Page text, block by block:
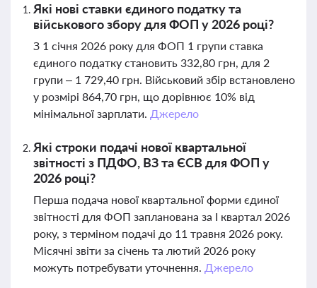
Які нові ставки єдиного податку та
військового збору для ФОП у 2026 році?
З 1 січня 2026 року для ФОП 1 групи ставка
єдиного податку становить 332,80 грн, для 2
групи – 1 729,40 грн. Військовий збір встановлено
у розмірі 864,70 грн, що дорівнює 10% від
мінімальної зарплати. Джерело
Які строки подачі нової квартальної
звітності з ПДФО, ВЗ та ЄСВ для ФОП у
2026 році?
Перша подача нової квартальної форми єдиної
звітності для ФОП запланована за І квартал 2026
року, з терміном подачі до 11 травня 2026 року.
Місячні звіти за січень та лютий 2026 року
можуть потребувати уточнення. Джерело